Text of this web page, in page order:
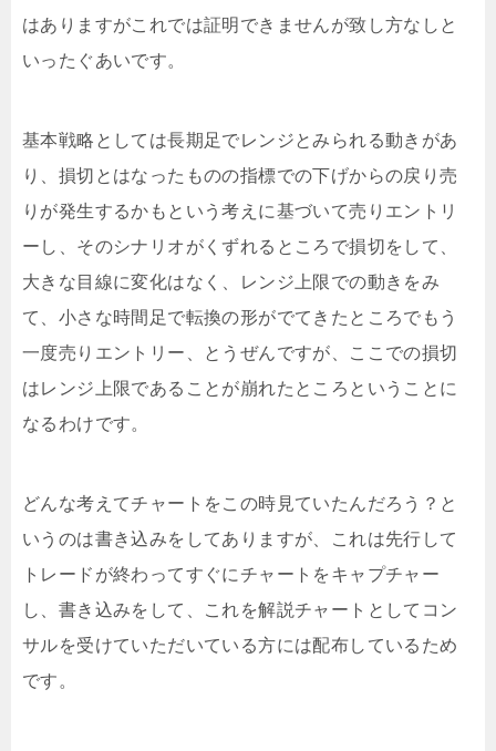
はありますがこれでは証明できませんが致し方なしと
いったぐあいです。
基本戦略としては長期足でレンジとみられる動きがあ
り、損切とはなったものの指標での下げからの戻り売
りが発生するかもという考えに基づいて売りエントリ
ーし、そのシナリオがくずれるところで損切をして、
大きな目線に変化はなく、レンジ上限での動きをみ
て、小さな時間足で転換の形がでてきたところでもう
一度売りエントリー、とうぜんですが、ここでの損切
はレンジ上限であることが崩れたところということに
なるわけです。
どんな考えてチャートをこの時見ていたんだろう？と
いうのは書き込みをしてありますが、これは先行して
トレードが終わってすぐにチャートをキャプチャー
し、書き込みをして、これを解説チャートとしてコン
サルを受けていただいている方には配布しているため
です。